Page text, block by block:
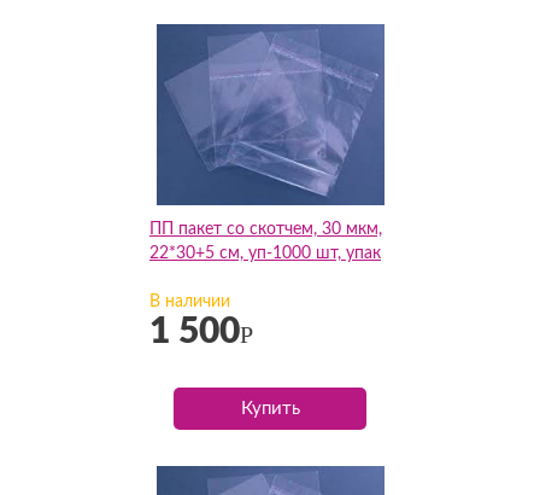
ПП пакет со скотчем, 30 мкм,
22*30+5 см, уп-1000 шт, упак
В наличии
1 500Р
Купить